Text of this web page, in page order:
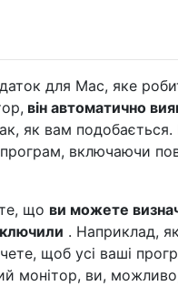
для Mac, яке
він автоматично
як вам
програм, включаючи
що ви можете
. Наприклад,
щоб усі ваші
монітор, ви,